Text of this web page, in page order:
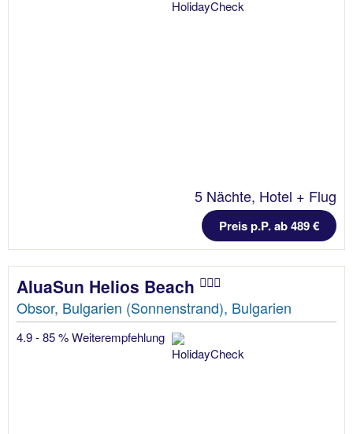
5 Nächte, Hotel + Flug
Preis p.P. ab 489 €
AluaSun Helios Beach
Obsor, Bulgarien (Sonnenstrand), Bulgarien
4.9 - 85 % Weiterempfehlung